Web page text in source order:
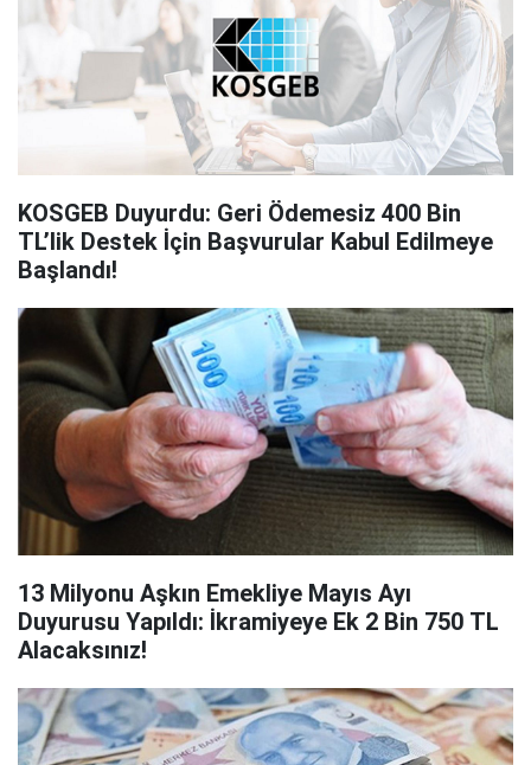
KOSGEB Duyurdu: Geri Ödemesiz 400 Bin
TL’lik Destek İçin Başvurular Kabul Edilmeye
Başlandı!
13 Milyonu Aşkın Emekliye Mayıs Ayı
Duyurusu Yapıldı: İkramiyeye Ek 2 Bin 750 TL
Alacaksınız!